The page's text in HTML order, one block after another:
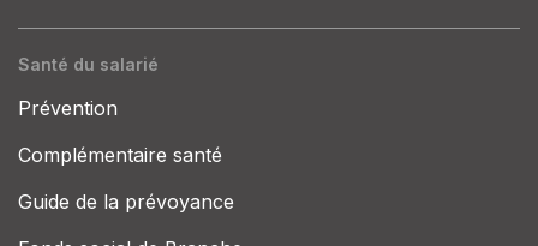
Santé du salarié
Prévention
Complémentaire santé
Guide de la prévoyance